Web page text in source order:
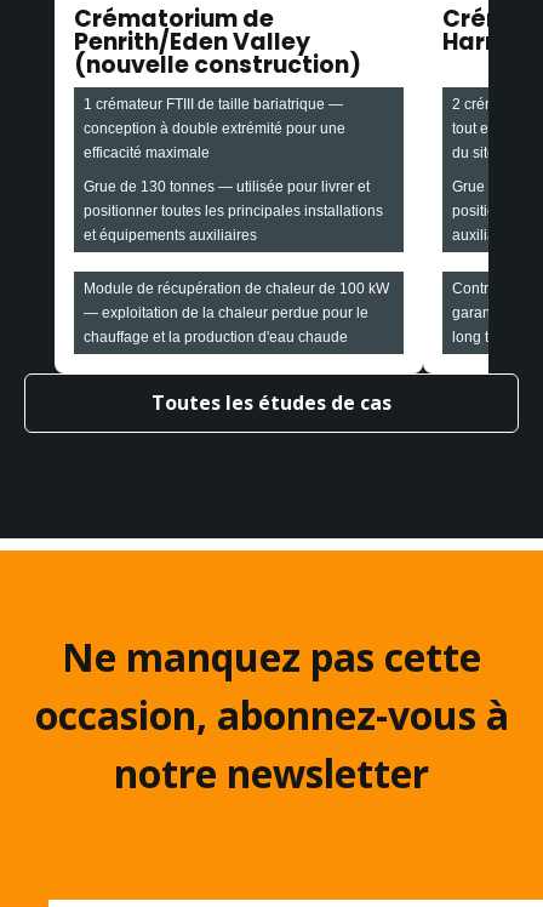
Crématorium de
Penrith/Eden Valley
(nouvelle construction)
1 crémateur FTIII de taille bariatrique —
conception à double extrémité pour une
efficacité maximale
Grue de 130 tonnes — utilisée pour livrer et
positionner toutes les principales installations
et équipements auxiliaires
Module de récupération de chaleur de 100 kW
— exploitation de la chaleur perdue pour le
chauffage et la production d'eau chaude
2 crémateurs
tout en
du site
Grue de 90
positionner
auxiliaires
Contrat de
garantie
long terme
Toutes les études de cas
Ne manquez pas cette
occasion, abonnez-vous à
notre newsletter